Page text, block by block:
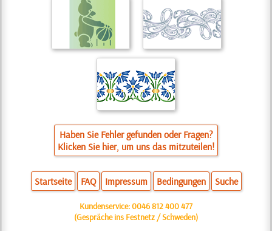
Haben Sie Fehler gefunden oder Fragen?
Klicken Sie hier, um uns das mitzuteilen!
Startseite FAQ Impressum Bedingungen Suche
Kundenservice:0046 812 400 477
(Gespräche ins Festnetz / Schweden)